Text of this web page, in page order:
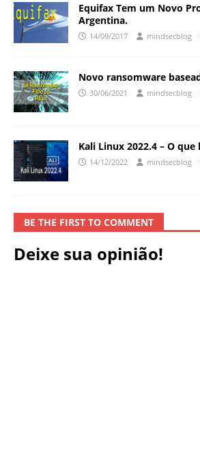
Equifax Tem um Novo
Argentina.
14/09/2017 mindsecblog
Novo ransomware
30/06/2021 mindsecblog
Kali Linux 2022.4 – O
14/12/2022 mindsecblog
BE THE FIRST TO COMMENT
Deixe sua opinião!